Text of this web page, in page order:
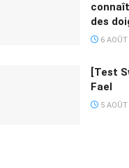
des
6
[Test
Fael
5